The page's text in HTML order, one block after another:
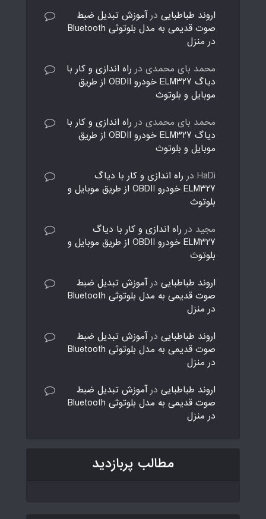
اروند طباطبایی درآموزش تبدیل ضبط
صوت قدیمی به مدل بلوتوثی Bluetooth
در منزل
محمد بای محمدی در راه اندازی و کار با
دیاگ ELM327 خودرو OBDII از طریق
موبایل و بلوتوث
محمد بای محمدی در راه اندازی و کار با
دیاگ ELM327 خودرو OBDII از طریق
موبایل و بلوتوث
HaDi در راه اندازی و کار با دیاگ
ELM327 خودرو OBDII از طریق موبایل و
بلوتوث
مجید در راه اندازی و کار با دیاگ
ELM327 خودرو OBDII از طریق موبایل و
بلوتوث
اروند طباطبایی درآموزش تبدیل ضبط
صوت قدیمی به مدل بلوتوثی Bluetooth
در منزل
اروند طباطبایی درآموزش تبدیل ضبط
صوت قدیمی به مدل بلوتوثی Bluetooth
در منزل
اروند طباطبایی درآموزش تبدیل ضبط
صوت قدیمی به مدل بلوتوثی Bluetooth
در منزل
مطالب پربازدید